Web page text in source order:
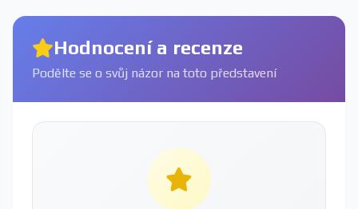
Hodnocení a recenze
Podělte se o svůj názor na toto představení